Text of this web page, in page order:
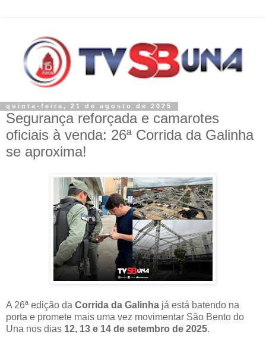
quinta-feira, 21 de agosto de 2025
Segurança reforçada e camarotes
oficiais à venda: 26ª Corrida da Galinha
se aproxima!
A 26ª edição da Corrida da Galinha já está batendo na
porta e promete mais uma vez movimentar São Bento do
Una nos dias 12, 13 e 14 de setembro de 2025.